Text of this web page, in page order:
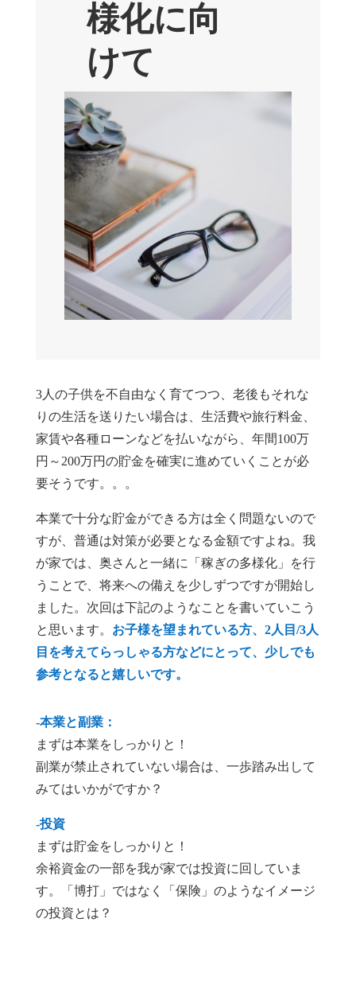
様化に向
けて
3人の子供を不自由なく育てつつ、老後もそれな
りの生活を送りたい場合は、生活費や旅行料金、
家賃や各種ローンなどを払いながら、年間100万
円～200万円の貯金を確実に進めていくことが必
要そうです。。。
本業で十分な貯金ができる方は全く問題ないので
すが、普通は対策が必要となる金額ですよね。我
が家では、奥さんと一緒に「稼ぎの多様化」を行
うことで、将来への備えを少しずつですが開始し
ました。次回は下記のようなことを書いていこう
と思います。 お子様を望まれている方、2人目/3人
目を考えてらっしゃる方などにとって、少しでも
参考となると嬉しいです。
-本業と副業：
まずは本業をしっかりと！
副業が禁止されていない場合は、一歩踏み出して
みてはいかがですか？
-投資
まずは貯金をしっかりと！
余裕資金の一部を我が家では投資に回していま
す。「博打」ではなく「保険」のようなイメージ
の投資とは？